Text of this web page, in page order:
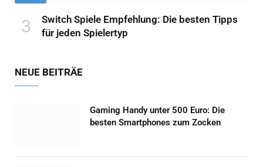
Switch Spiele Empfehlung: Die besten Tipps
für jeden Spielertyp
NEUE BEITRÄE
Gaming Handy unter 500 Euro: Die
besten Smartphones zum Zocken